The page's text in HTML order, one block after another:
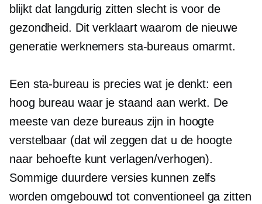
blijkt dat langdurig zitten slecht is voor de
gezondheid. Dit verklaart waarom de nieuwe
generatie werknemers sta-bureaus omarmt.
Een sta-bureau is precies wat je denkt: een
hoog bureau waar je staand aan werkt. De
meeste van deze bureaus zijn in hoogte
verstelbaar (dat wil zeggen dat u de hoogte
naar behoefte kunt verlagen/verhogen).
Sommige duurdere versies kunnen zelfs
worden omgebouwd tot conventioneel ga zitten